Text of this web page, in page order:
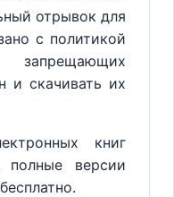
отрывок для
с политикой
запрещающих
и скачивать их
книг
полные версии